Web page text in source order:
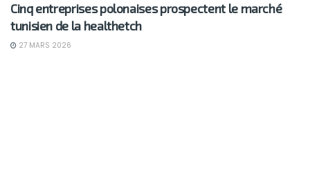
Cinq entreprises polonaises prospectent le marché
tunisien de la healthetch
27 MARS 2026